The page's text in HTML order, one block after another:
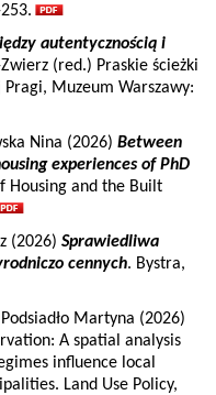
autentycznością i
(red.) Praskie ścieżki
Pragi, Muzeum Warszawy:
Nina (2026) Between
experiences of PhD
Housing and the Built
(2026) Sprawiedliwa
cennych. Bystra,
Martyna (2026)
A spatial analysis
influence local
Land Use Policy,